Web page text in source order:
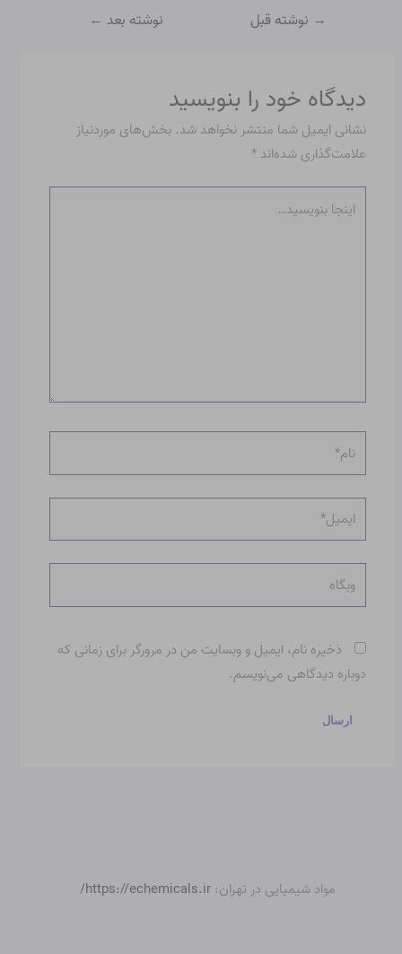
→ نوشته قبل نوشته بعد ←
دیدگاه‌ خود را بنویسید
نشانی ایمیل شما منتشر نخواهد شد. بخش‌های موردنیاز
علامت‌گذاری شده‌اند*
بنویسید…
ایمیل*
وبگاه
ذخیره نام، ایمیل و وبسایت من در مرورگر برای زمانی که
دوباره دیدگاهی می‌نویسم.
مواد شیمیایی در تهران: https://echemicals.ir/